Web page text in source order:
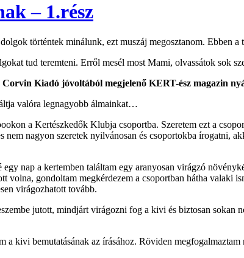
– 1.rész
történtek minálunk, ezt muszáj megosztanom. Ebben
tud teremteni. Erről mesél most Mami, olvassátok sok
Kiadó jóvoltából megjelenő KERT-ész magazin
valóra legnagyobb álmainkat…
a Kertészkedők Klubja csoportba. Szeretem ezt a
nem nagyon szeretek nyilvánosan és csoportokba
nap a kertemben találtam egy aranyosan virágzó
volna, gondoltam megkérdezem a csoportban hátha valaki
virágozhatott tovább.
jutott, mindjárt virágozni fog a kivi és biztosan sokan
a kivi bemutatásának az írásához. Röviden